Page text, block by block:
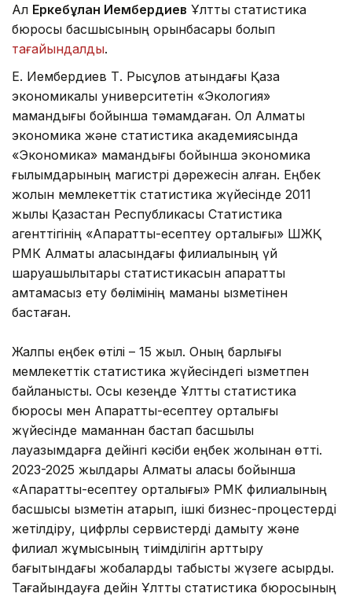
Ал Еркебұлан Иембердиев Ұлттық статистика
бюросы басшысының орынбасары болып
тағайындалды.
Е. Иембердиев Т. Рысқұлов атындағы Қазақ
экономикалық университетін «Экология»
мамандығы бойынша тәмамдаған. Ол Алматы
экономика және статистика академиясында
«Экономика» мамандығы бойынша экономика
ғылымдарының магистрі дәрежесін алған. Еңбек
жолын мемлекеттік статистика жүйесінде 2011
жылы Қазақстан Республикасы Статистика
агенттігінің «Ақпараттық-есептеу орталығы» ШЖҚ
РМК Алматы қаласындағы филиалының үй
шаруашылықтары статистикасын ақпараттық
қамтамасыз ету бөлімінің маманы қызметінен
бастаған.
Жалпы еңбек өтілі – 15 жыл. Оның барлығы
мемлекеттік статистика жүйесіндегі қызметпен
байланысты. Осы кезеңде Ұлттық статистика
бюросы мен Ақпараттық-есептеу орталығы
жүйесінде маманнан бастап басшылық
лауазымдарға дейінгі кәсіби еңбек жолынан өтті.
2023-2025 жылдары Алматы қаласы бойынша
«Ақпараттық-есептеу орталығы» РМК филиалының
басшысы қызметін атқарып, ішкі бизнес-процестерді
жетілдіру, цифрлық сервистерді дамыту және
филиал жұмысының тиімділігін арттыру
бағытындағы жобаларды табысты жүзеге асырды.
Тағайындауға дейін Ұлттық статистика бюросының